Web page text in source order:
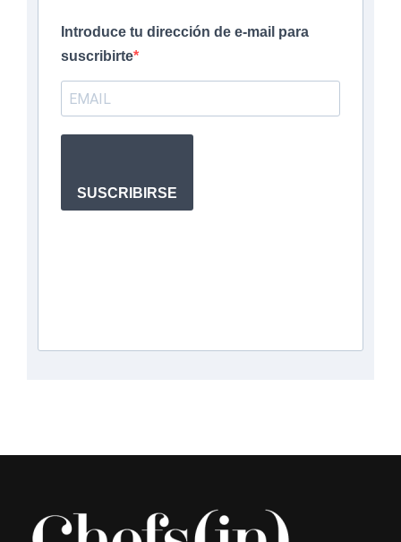
Introduce tu dirección de e-mail para
suscribirte
SUSCRIBIRSE